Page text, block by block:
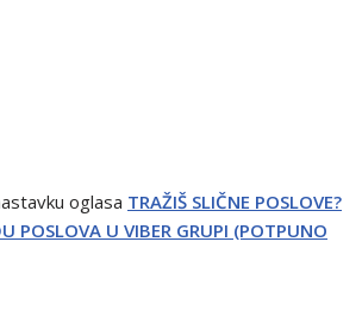
oglasa TRAŽIŠ SLIČNE POSLOVE?
POSLOVA U VIBER GRUPI (POTPUNO